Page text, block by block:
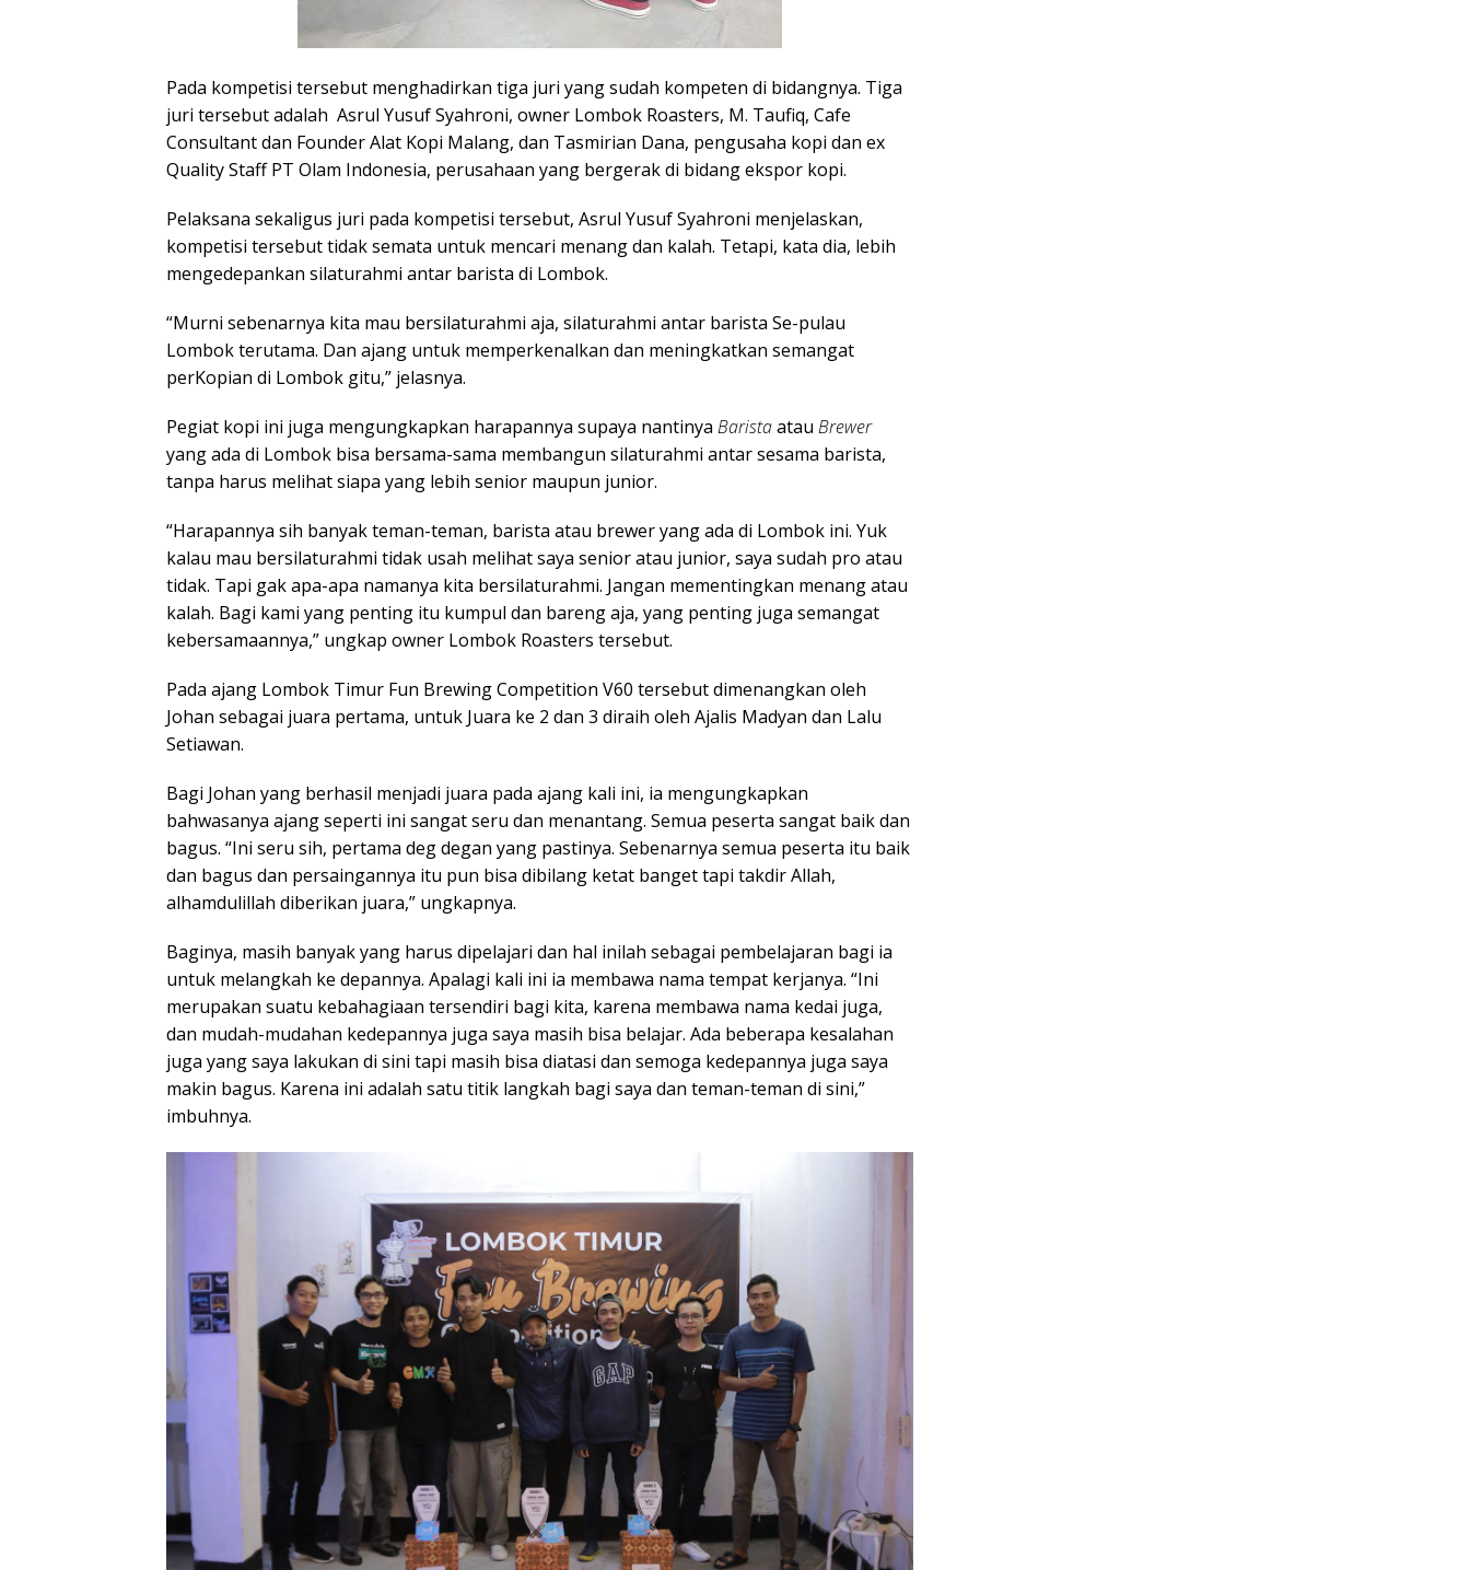
Pada kompetisi tersebut menghadirkan tiga juri yang sudah kompeten di bidangnya. Tiga
juri tersebut adalah Asrul Yusuf Syahroni, owner Lombok Roasters, M. Taufiq, Cafe
Consultant dan Founder Alat Kopi Malang, dan Tasmirian Dana, pengusaha kopi dan ex
Quality Staff PT Olam Indonesia, perusahaan yang bergerak di bidang ekspor kopi.
Pelaksana sekaligus juri pada kompetisi tersebut, Asrul Yusuf Syahroni menjelaskan,
kompetisi tersebut tidak semata untuk mencari menang dan kalah. Tetapi, kata dia, lebih
mengedepankan silaturahmi antar barista di Lombok.
“Murni sebenarnya kita mau bersilaturahmi aja, silaturahmi antar barista Se-pulau
Lombok terutama. Dan ajang untuk memperkenalkan dan meningkatkan semangat
perKopian di Lombok gitu,” jelasnya.
Pegiat kopi ini juga mengungkapkan harapannya supaya nantinya Baristaatau Brewer
yang ada di Lombok bisa bersama-sama membangun silaturahmi antar sesama barista,
tanpa harus melihat siapa yang lebih senior maupun junior.
“Harapannya sih banyak teman-teman, barista atau brewer yang ada di Lombok ini. Yuk
kalau mau bersilaturahmi tidak usah melihat saya senior atau junior, saya sudah pro atau
tidak. Tapi gak apa-apa namanya kita bersilaturahmi. Jangan mementingkan menang atau
kalah. Bagi kami yang penting itu kumpul dan bareng aja, yang penting juga semangat
kebersamaannya,” ungkap owner Lombok Roasters tersebut.
Pada ajang Lombok Timur Fun Brewing Competition V60 tersebut dimenangkan oleh
Johan sebagai juara pertama, untuk Juara ke 2 dan 3 diraih oleh Ajalis Madyan dan Lalu
Setiawan.
Bagi Johan yang berhasil menjadi juara pada ajang kali ini, ia mengungkapkan
bahwasanya ajang seperti ini sangat seru dan menantang. Semua peserta sangat baik dan
bagus. “Ini seru sih, pertama deg degan yang pastinya. Sebenarnya semua peserta itu baik
dan bagus dan persaingannya itu pun bisa dibilang ketat banget tapi takdir Allah,
alhamdulillah diberikan juara,” ungkapnya.
Baginya, masih banyak yang harus dipelajari dan hal inilah sebagai pembelajaran bagi ia
untuk melangkah ke depannya. Apalagi kali ini ia membawa nama tempat kerjanya. “Ini
merupakan suatu kebahagiaan tersendiri bagi kita, karena membawa nama kedai juga,
dan mudah-mudahan kedepannya juga saya masih bisa belajar. Ada beberapa kesalahan
juga yang saya lakukan di sini tapi masih bisa diatasi dan semoga kedepannya juga saya
makin bagus. Karena ini adalah satu titik langkah bagi saya dan teman-teman di sini,”
imbuhnya.